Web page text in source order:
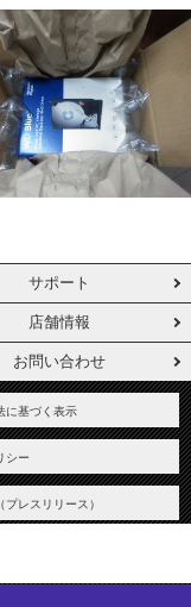
サポート
店舗情報
お問い合わせ
に基づく表示
シー
プレスリリース）